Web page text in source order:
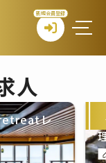
新規会員登録
人
・料理長候補